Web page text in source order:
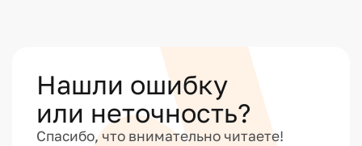
Нашли ошибку
или неточность?
Спасибо, что внимательно читаете!